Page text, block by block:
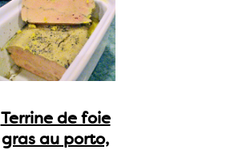
Terrine de foie
gras au porto,